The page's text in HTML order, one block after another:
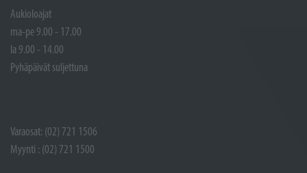
Aukioloajat
ma-pe 9.00 - 17.00
la 9.00 - 14.00
Pyhäpäivät suljettuna
Varaosat: (02) 721 1506
Myynti : (02) 721 1500